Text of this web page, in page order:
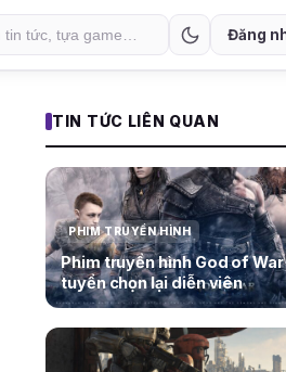
Đăng
TIN TỨC LIÊN QUAN
PHIM TRUYỀN HÌNH
Phim truyền hình God of
tuyển chọn lại diễn viên